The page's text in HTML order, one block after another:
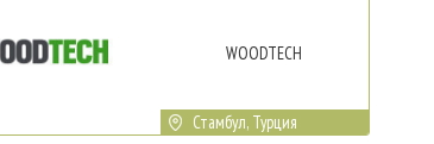
WOODTECH
Стамбул, Турция